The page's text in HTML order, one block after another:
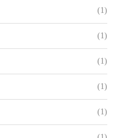
(1)
(1)
(1)
(1)
(1)